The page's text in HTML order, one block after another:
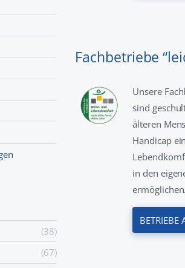
(38)
(67)
Fachbetriebe
Unsere
sind
älteren
Handicap
in den
ermöglichen.
BETRIEBE